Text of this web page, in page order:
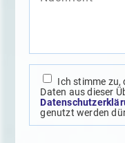
Ich stimme zu,
Daten aus dieser
genutzt werden